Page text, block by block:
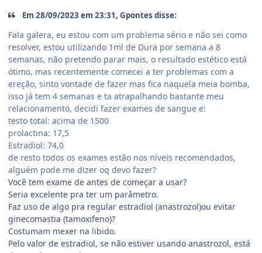
Em 28/09/2023 em 23:31, Gpontes disse:
Fala galera, eu estou com um problema sério e não sei como
resolver, estou utilizando 1ml de Dura por semana a 8
semanas, não pretendo parar mais, o resultado estético está
ótimo, mas recentemente comecei a ter problemas com a
ereção, sinto vontade de fazer mas fica naquela meia bomba,
isso já tem 4 semanas e ta atrapalhando bastante meu
relacionamento, decidi fazer exames de sangue e:
testo total: acima de 1500
prolactina: 17,5
Estradiol: 74,0
de resto todos os exames estão nos níveis recomendados,
alguém pode me dizer oq devo fazer?
Você tem exame de antes de começar a usar?
Seria excelente pra ter um parâmetro.
Faz uso de algo pra regular estradiol (anastrozol)ou evitar
ginecomastia (tamoxifeno)?
Costumam mexer na libido.
Pelo valor de estradiol, se não estiver usando anastrozol, está